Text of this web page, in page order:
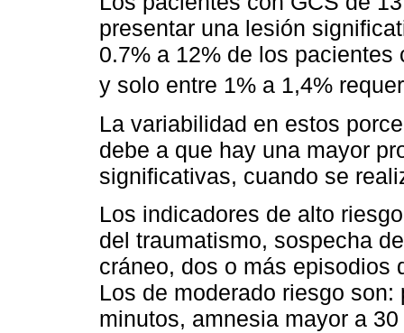
presentar una lesión
0.7% a 12% de los
y solo entre 1% a 1,4%
La variabilidad en estos
debe a que hay una mayor
significativas, cuando se
Los indicadores de alto
del traumatismo, sospecha
cráneo, dos o más episodios
Los de moderado riesgo
minutos, amnesia mayor a